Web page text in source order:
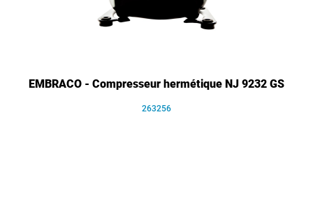
EMBRACO - Compresseur hermétique NJ 9232 GS
263256